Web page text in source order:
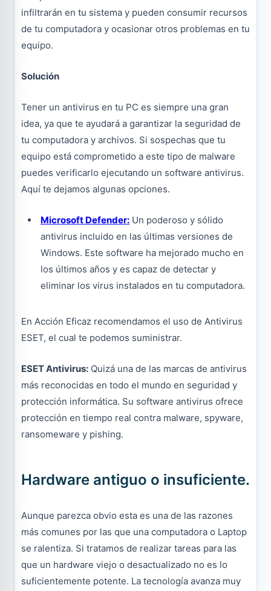
infiltrarán en tu sistema y pueden consumir recursos
de tu computadora y ocasionar otros problemas en tu
equipo.
Solución
Tener un antivirus en tu PC es siempre una gran
idea, ya que te ayudará a garantizar la seguridad de
tu computadora y archivos. Si sospechas que tu
equipo está comprometido a este tipo de malware
puedes verificarlo ejecutando un software antivirus.
Aquí te dejamos algunas opciones.
Microsoft Defender: Un poderoso y sólido
antivirus incluido en las últimas versiones de
Windows. Este software ha mejorado mucho en
los últimos años y es capaz de detectar y
eliminar los virus instalados en tu computadora.
En Acción Eficaz recomendamos el uso de Antivirus
ESET, el cual te podemos suministrar.
ESET Antivirus: Quizá una de las marcas de antivirus
más reconocidas en todo el mundo en seguridad y
protección informática. Su software antivirus ofrece
protección en tiempo real contra malware, spyware,
ransomeware y pishing.
Hardware antiguo o insuficiente.
Aunque parezca obvio esta es una de las razones
más comunes por las que una computadora o Laptop
se ralentiza. Si tratamos de realizar tareas para las
que un hardware viejo o desactualizado no es lo
suficientemente potente. La tecnología avanza muy